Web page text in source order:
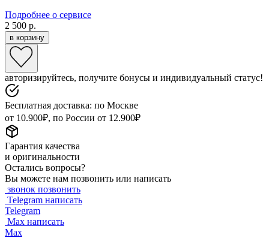
Подробнее о сервисе
2 500 р.
в корзину
авторизируйтесь, получите бонусы и индивидуальный статус!
Бесплатная доставка: по Москве
от 10.900₽, по России от 12.900₽
Гарантия качества
и оригинальности
Остались вопросы?
Вы можете нам позвонить или написать
звонок позвонить
Telegram написать
Telegram
Max написать
Max